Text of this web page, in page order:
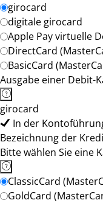
girocard
digitale girocard
Apple Pay virtuelle
DirectCard
BasicCard
Ausgabe einer Debit-
girocard
In der
Bezeichnung der
Bitte wählen Sie eine
ClassicCard
GoldCard